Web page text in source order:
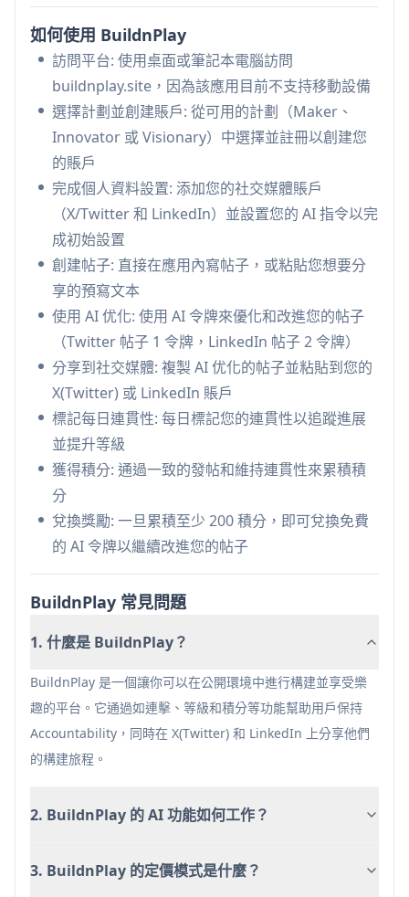
獎勵系統:通過一致的發帖賺取積分，這些積分可
以兌換免費的 AI 標籤
按需付費模式:靈活的定價，無訂閱模式 - 用戶只需
支付所需的 AI 標籤費用
BuildnPlay 的使用案例
獨立創作者: 幫助創作者在分享他們的構建旅程時
保持一致性，同時擴大他們的受眾
創業者: 使創業者能夠記錄他們的創業旅程並公開
構建，同時保持責任感
內容創作者: 協助維持定期的內容發佈計劃，使用
AI 优化的帖子以提高互動率
優點
無訂閱模式 - 只支付所需的費用
遊戲化元素增加動力和一致性
AI 協助帖子優化
缺點
目前僅支持桌面/筆記本電腦
僅限於 Twitter 和 LinkedIn 平台
需要 AI 標籤才能使用帖子優化功能
如何使用 BuildnPlay
訪問平台: 使用桌面或筆記本電腦訪問
buildnplay.site，因為該應用目前不支持移動設備
選擇計劃並創建賬戶: 從可用的計劃（Maker、
Innovator 或 Visionary）中選擇並註冊以創建您
的賬戶
完成個人資料設置: 添加您的社交媒體賬戶
（X/Twitter 和 LinkedIn）並設置您的 AI 指令以完
成初始設置
創建帖子: 直接在應用內寫帖子，或粘貼您想要分
享的預寫文本
使用 AI 优化: 使用 AI 令牌來優化和改進您的帖子
（Twitter 帖子 1 令牌，LinkedIn 帖子 2 令牌）
分享到社交媒體: 複製 AI 优化的帖子並粘貼到您的
X(Twitter) 或 LinkedIn 賬戶
標記每日連貫性: 每日標記您的連貫性以追蹤進展
並提升等級
獲得積分: 通過一致的發帖和維持連貫性來累積積
分
兌換獎勵: 一旦累積至少 200 積分，即可兌換免費
的 AI 令牌以繼續改進您的帖子
BuildnPlay 常見問題
1. 什麼是 BuildnPlay？
BuildnPlay 是一個讓你可以在公開環境中進行構建並享受樂
趣的平台。它通過如連擊、等級和積分等功能幫助用戶保持
Accountability，同時在 X(Twitter) 和 LinkedIn 上分享他們
的構建旅程。
2. BuildnPlay 的 AI 功能如何工作？
3. BuildnPlay 的定價模式是什麼？